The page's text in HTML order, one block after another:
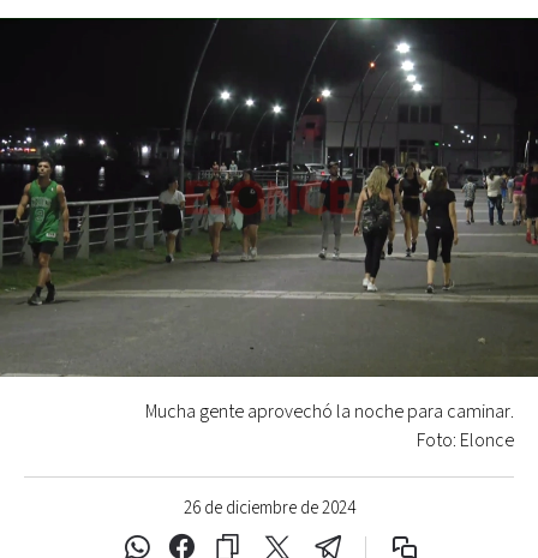
26 de diciembre de 2024
Mucha gente aprovechó la noche para caminar.
Foto: Elonce